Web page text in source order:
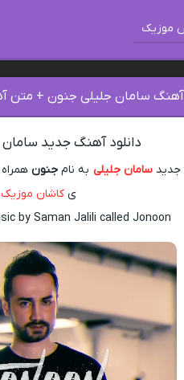
موزیک
آهنگ سامان جلیلی جنون + متن
دانلود آهنگ جدید
جدید سامان جلیلی به نام جنون
یکاشان موزیک
by Saman Jalili called Jonoon